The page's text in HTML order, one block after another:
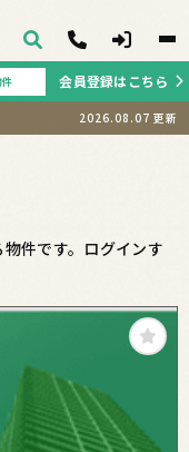
件
会員登録はこちら
2026.08.07 更新
件です。ログインす